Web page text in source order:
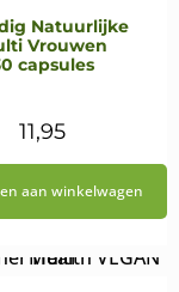
Natuurlijke
Vrouwen
capsules
11,95
aan winkelwagen